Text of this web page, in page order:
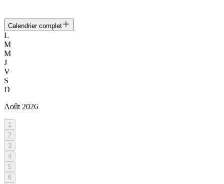
Calendrier complet
L
M
M
J
V
S
D
Août 2026
1
2
3
4
5
6